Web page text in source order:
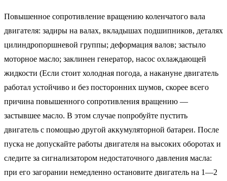
Повышенное сопротивление вращению коленчатого вала
двигателя: задиры на валах, вкладышах подшипников, деталях
цилиндропоршневой группы; деформация валов; застыло
моторное масло; заклинен генератор, насос охлаждающей
жидкости (Если стоит холодная погода, а накануне двигатель
работал устойчиво и без посторонних шумов, скорее всего
причина повышенного сопротивления вращению —
застывшее масло. В этом случае попробуйте пустить
двигатель с помощью другой аккумуляторной батареи. После
пуска не допускайте работы двигателя на высоких оборотах и
следите за сигнализатором недостаточного давления масла:
при его загорании немедленно остановите двигатель на 1—2